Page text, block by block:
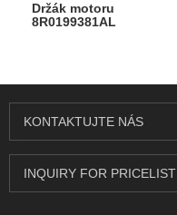
Držák motoru
8R0199381AL
KONTAKTUJTE NÁS
INQUIRY FOR PRICELIST